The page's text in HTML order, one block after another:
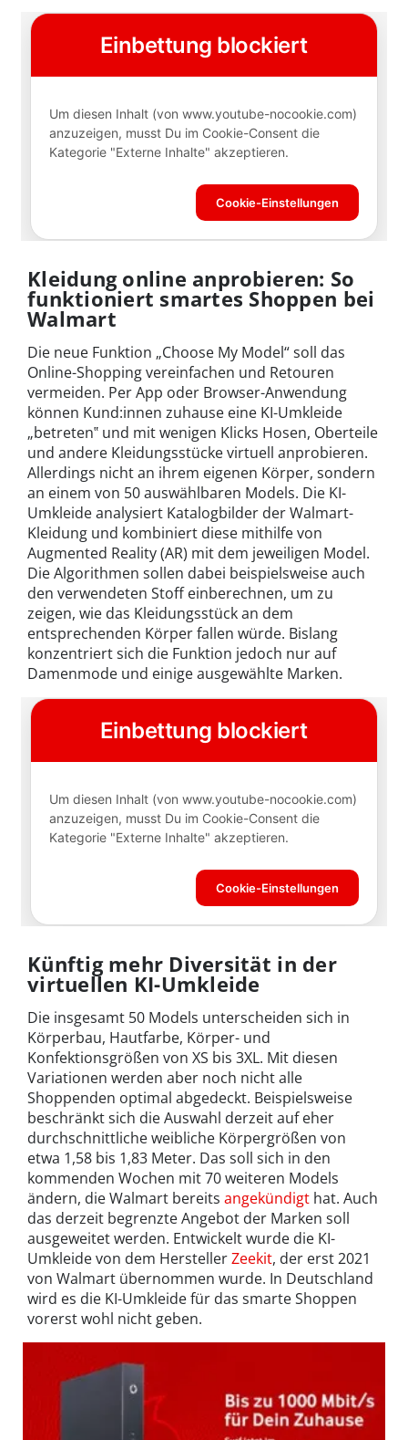
Kleidung online anprobieren: So
funktioniert smartes Shoppen bei
Walmart
Die neue Funktion „Choose My Model“ soll das
Online-Shopping vereinfachen und Retouren
vermeiden. Per App oder Browser-Anwendung
können Kund:innen zuhause eine KI-Umkleide
„betreten‟ und mit wenigen Klicks Hosen, Oberteile
und andere Kleidungsstücke virtuell anprobieren.
Allerdings nicht an ihrem eigenen Körper, sondern
an einem von 50 auswählbaren Models. Die KI-
Umkleide analysiert Katalogbilder der Walmart-
Kleidung und kombiniert diese mithilfe von
Augmented Reality (AR) mit dem jeweiligen Model.
Die Algorithmen sollen dabei beispielsweise auch
den verwendeten Stoff einberechnen, um zu
zeigen, wie das Kleidungsstück an dem
entsprechenden Körper fallen würde. Bislang
konzentriert sich die Funktion jedoch nur auf
Damenmode und einige ausgewählte Marken.
Künftig mehr Diversität in der
virtuellen KI-Umkleide
Die insgesamt 50 Models unterscheiden sich in
Körperbau, Hautfarbe, Körper- und
Konfektionsgrößen von XS bis 3XL. Mit diesen
Variationen werden aber noch nicht alle
Shoppenden optimal abgedeckt. Beispielsweise
beschränkt sich die Auswahl derzeit auf eher
durchschnittliche weibliche Körpergrößen von
etwa 1,58 bis 1,83 Meter. Das soll sich in den
kommenden Wochen mit 70 weiteren Models
ändern, die Walmart bereits angekündigt hat. Auch
das derzeit begrenzte Angebot der Marken soll
ausgeweitet werden. Entwickelt wurde die KI-
Umkleide von dem HerstellerZeekit, der erst 2021
von Walmart übernommen wurde. In Deutschland
wird es die KI-Umkleide für das smarte Shoppen
vorerst wohl nicht geben.